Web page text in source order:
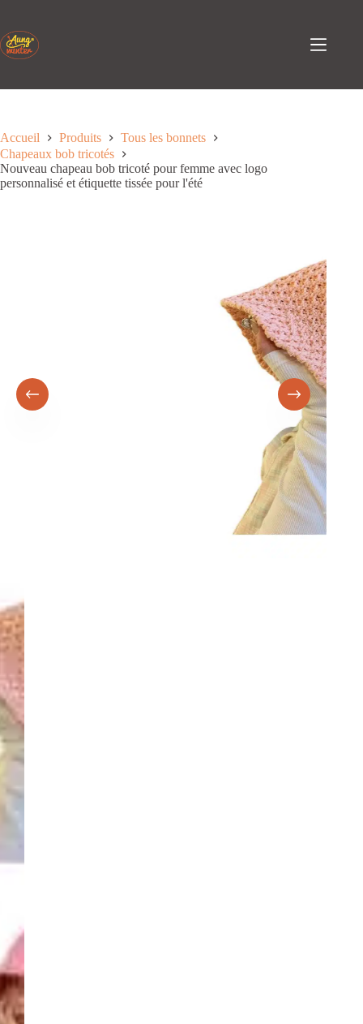
contenu
Accueil Produits
Tous les bonnets
Chapeaux bob tricotés
Nouveau chapeau bob tricoté pour femme avec logo
personnalisé et étiquette tissée pour l'été